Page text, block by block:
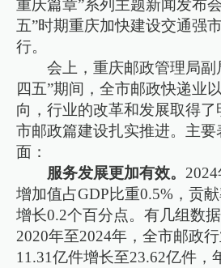
重庆篇章”系列主题新闻发布
五”时期重庆加快建设交通强
行。
会上，重庆邮政管理局副
四五”期间，全市邮政快递业
向，行业的改革和发展取得
市邮政篇建设扎实推进。主
面：
服务发展更加有效。
增加值占GDP比重0.5%，贡
增长0.2个百分点。有几组数
2020年至2024年，全市邮政
11.31亿件增长至23.62亿件，